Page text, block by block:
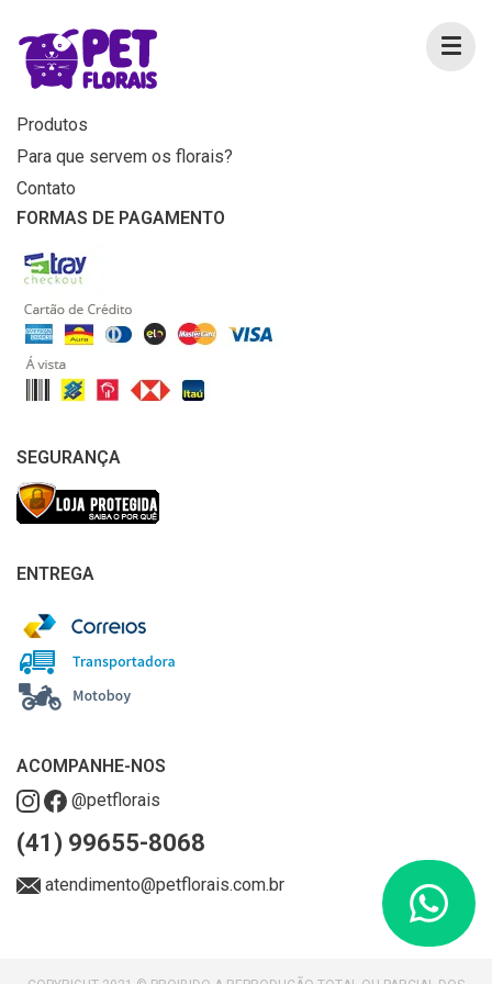
MENU
Home
Produtos
Para que servem os florais?
Contato
FORMAS DE PAGAMENTO
SEGURANÇA
ENTREGA
ACOMPANHE-NOS
@petflorais
(41) 99655-8068
atendimento@petflorais.com.br